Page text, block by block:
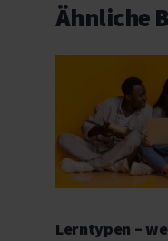
Ähnliche
Lerntypen –